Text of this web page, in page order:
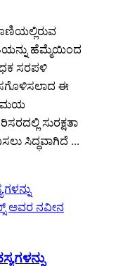
ಹೆಮ್ಮೆಯಿಂದ
ಸರಪಳಿ
ಈ
ಸುರಕ್ಷತಾ
ಸಿದ್ಧವಾಗಿದೆ ...